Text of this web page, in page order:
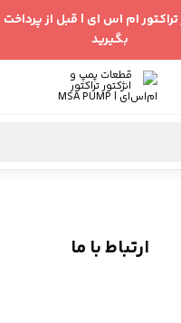
ام اس ای | قبل از
بگیرید
ارتباط با ما